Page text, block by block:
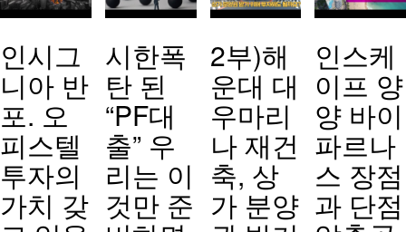
인시그
니아 반
포. 오
피스텔
투자의
가치 갖
시한폭
탄 된
“PF대
출” 우
리는 이
것만 준
2부)해
운대 대
우마리
나 재건
축, 상
가 분양
인스케
이프 양
양 바이
파르나
스 장점
과 단점